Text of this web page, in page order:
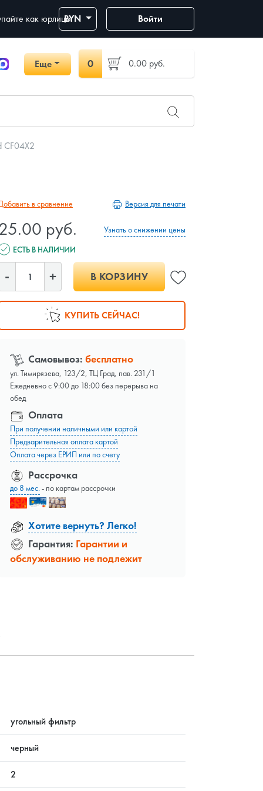
как юрлицоBYN Войти
Еще 0 0.00 руб.
CF04X2
в сравнение Версия для печати
руб.
Узнать о снижении цены
ЕСТЬ В НАЛИЧИИ
В КОРЗИНУ
КУПИТЬ СЕЙЧАС!
Самовывоз: бесплатно
ул. Тимирязева, 123/2, ТЦ Град, пав. 231/1
Ежедневно с 9:00 до 18:00 без перерыва на
обед
Оплата
При получении наличными или картой
Предварительная оплата картой
Оплата через ЕРИП или по счету
Рассрочка
до 8 мес.- по картам рассрочки
Хотите вернуть? Легко!
Гарантия: Гарантии и
обслуживанию не подлежит
угольный фильтр
черный
2